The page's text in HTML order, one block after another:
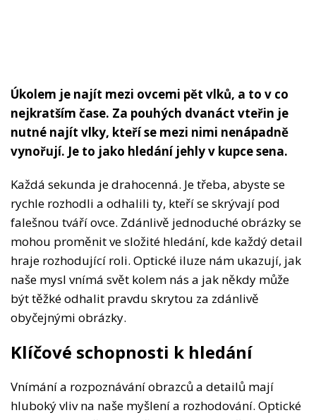
Úkolem je najít mezi ovcemi pět vlků, a to v co
nejkratším čase. Za pouhých dvanáct vteřin je
nutné najít vlky, kteří se mezi nimi nenápadně
vynořují. Je to jako hledání jehly v kupce sena.
Každá sekunda je drahocenná. Je třeba, abyste se
rychle rozhodli a odhalili ty, kteří se skrývají pod
falešnou tváří ovce. Zdánlivě jednoduché obrázky se
mohou proměnit ve složité hledání, kde každý detail
hraje rozhodující roli. Optické iluze nám ukazují, jak
naše mysl vnímá svět kolem nás a jak někdy může
být těžké odhalit pravdu skrytou za zdánlivě
obyčejnými obrázky.
Klíčové schopnosti k hledání
Vnímání a rozpoznávání obrazců a detailů mají
hluboký vliv na naše myšlení a rozhodování. Optické